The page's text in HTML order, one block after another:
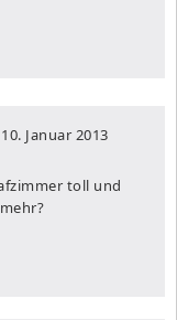
10. Januar 2013
toll und